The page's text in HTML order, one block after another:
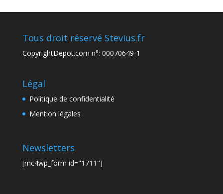
Tous droit réservé Stevius.fr
CopyrightDepot.com n°: 00070649-1
Légal
Politique de confidentialité
Mention légales
Newsletters
[mc4wp_form id="1711"]